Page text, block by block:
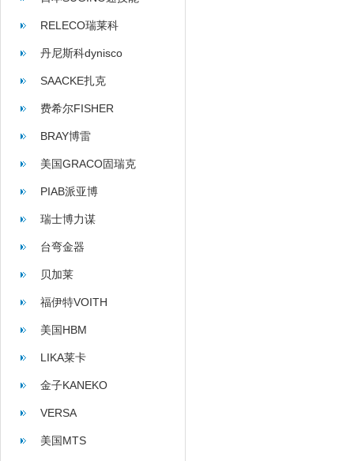
RELECO瑞莱科
丹尼斯科dynisco
SAACKE扎克
费希尔FISHER
BRAY博雷
美国GRACO固瑞克
PIAB派亚博
瑞士博力谋
台弯金器
贝加莱
福伊特VOITH
美国HBM
LIKA莱卡
金子KANEKO
VERSA
美国MTS